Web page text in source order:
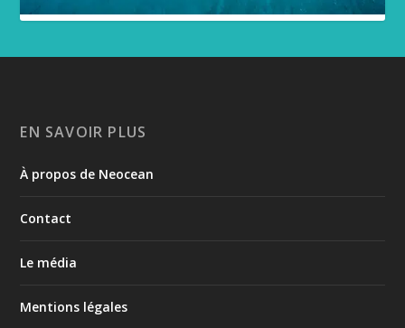
EN SAVOIR PLUS
À propos de Neocean
Contact
Le média
Mentions légales